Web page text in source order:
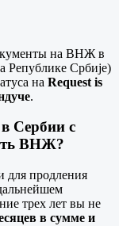
на ВНЖ в
Србије)
на Request is
.
Сербии с
ВНЖ?
для продления
трех лет вы не
в сумме и